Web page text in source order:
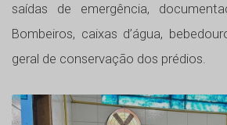
saídas de emergência,
Bombeiros, caixas d’água,
geral de conservação dos prédios.